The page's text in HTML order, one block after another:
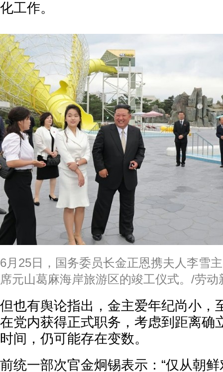
化工作。
6月25日，国务委员长金正恩携夫人李雪
席元山葛麻海岸旅游区的竣工仪式。/劳动
但也有舆论指出，金主爱年纪尚小，
在党内获得正式职务，考虑到距离确
时间，仍可能存在变数。
前统一部次官金炯锡表示：“仅从朝